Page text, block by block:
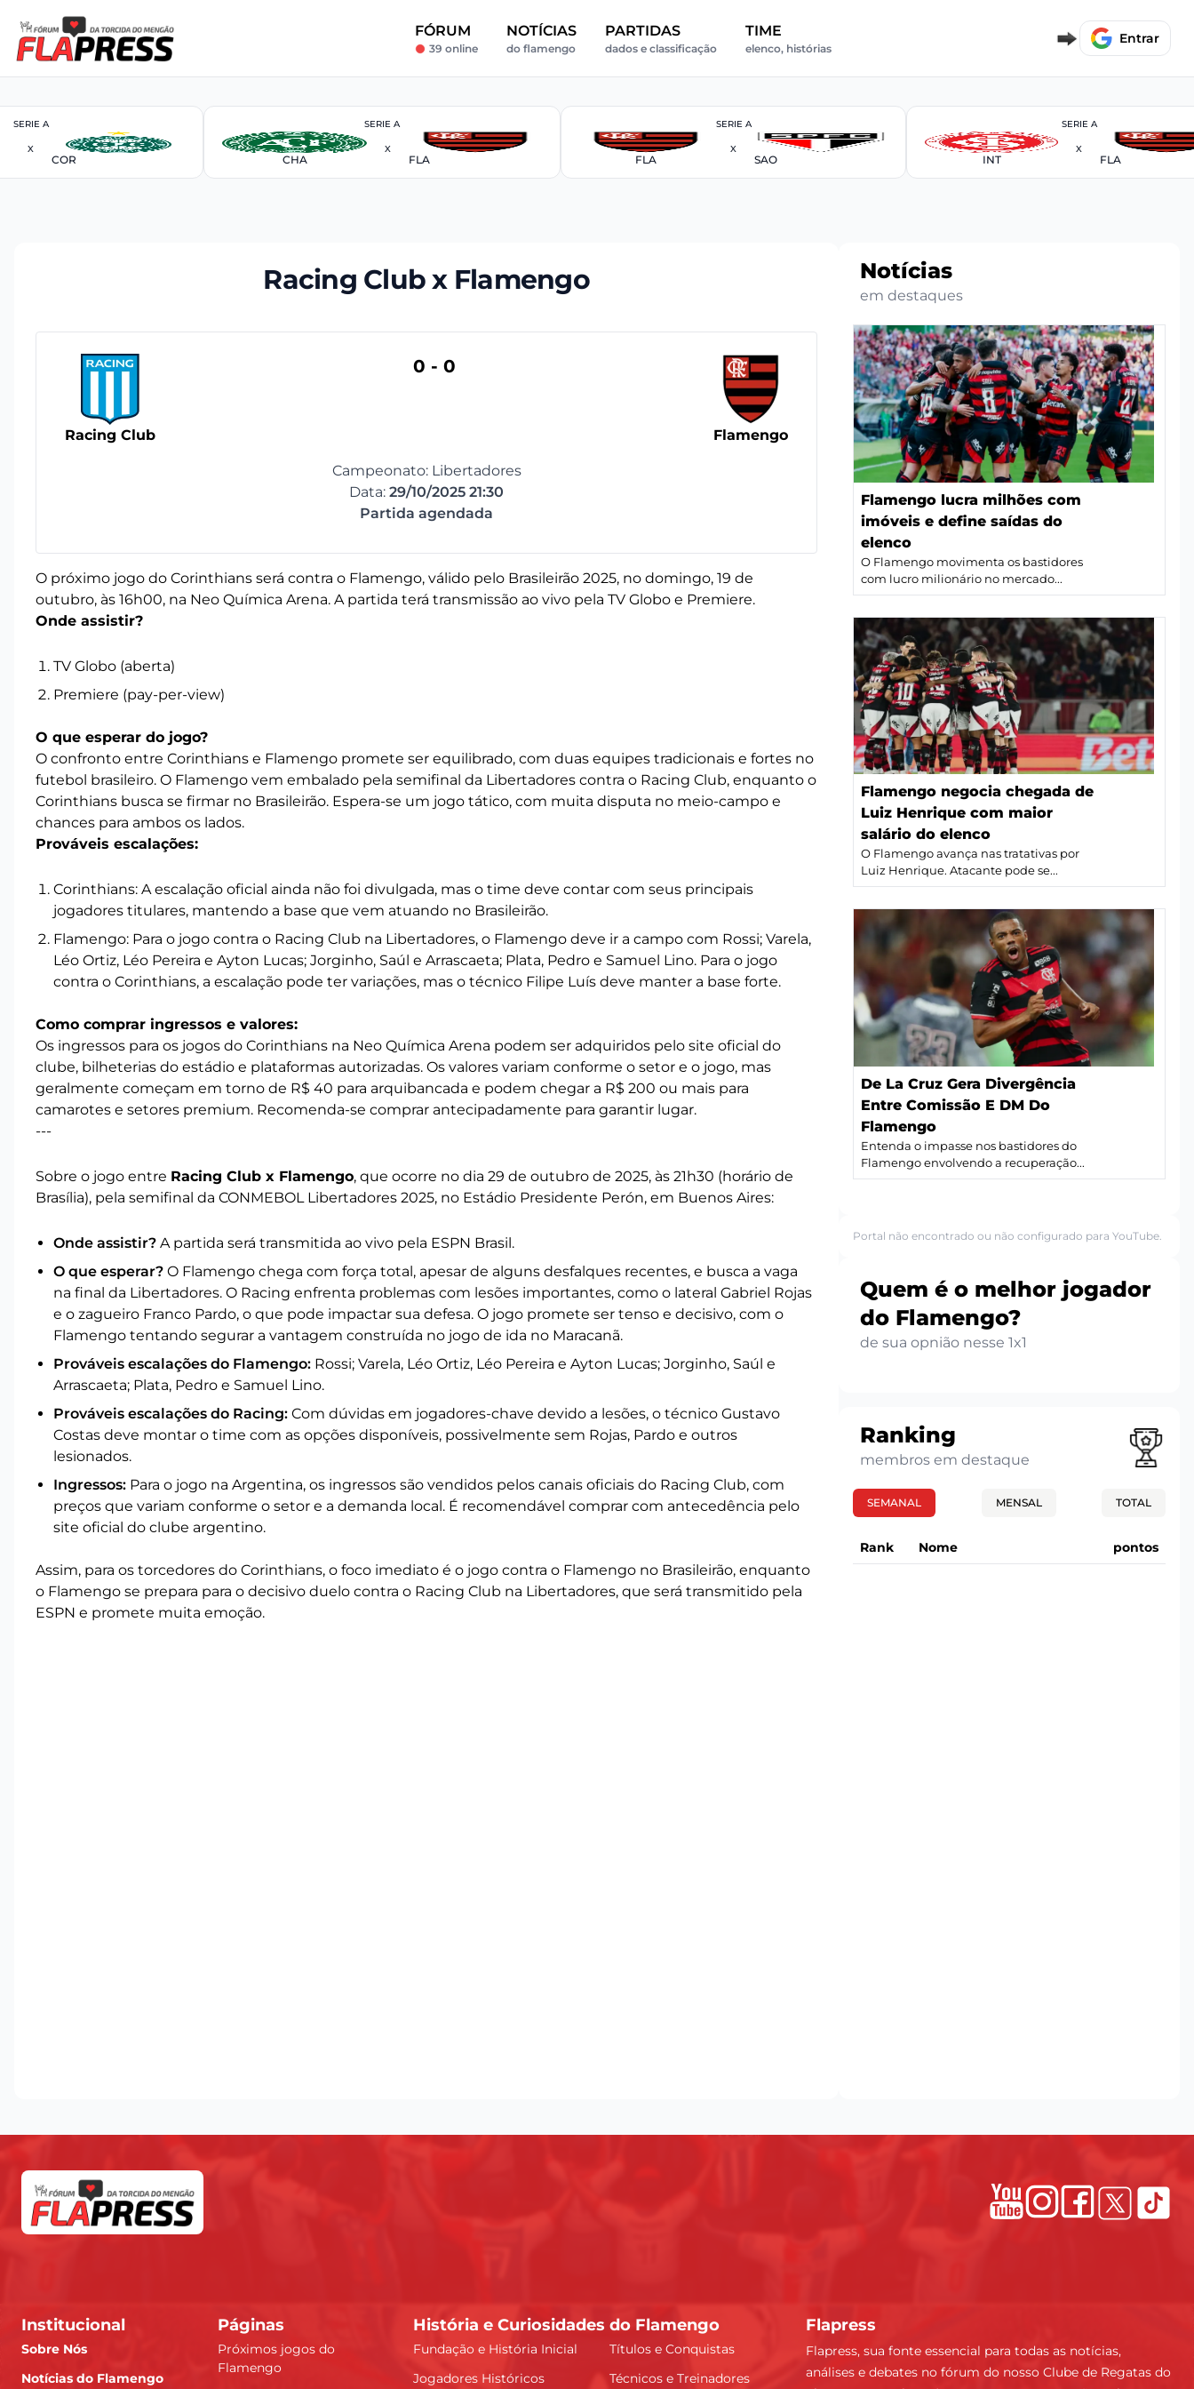
FÓRUM
39 online
NOTÍCIAS
do flamengo
PARTIDAS
dados e classificação
TIME
elenco, histórias
Entrar
SERIE A
X
COR
SERIE A
CHA
X
FLA
SERIE A
FLA
X
SAO
SERIE A
INT
X
FLA
Racing Club x Flamengo
Racing Club
0 - 0
Flamengo
Campeonato: Libertadores
Data: 29/10/2025 21:30
Partida agendada
O próximo jogo do Corinthians será contra o Flamengo, válido pelo Brasileirão 2025, no domingo, 19 de
outubro, às 16h00, na Neo Química Arena. A partida terá transmissão ao vivo pela TV Globo e Premiere.
Onde assistir?
TV Globo (aberta)
Premiere (pay-per-view)
O que esperar do jogo?
O confronto entre Corinthians e Flamengo promete ser equilibrado, com duas equipes tradicionais e fortes no
futebol brasileiro. O Flamengo vem embalado pela semifinal da Libertadores contra o Racing Club, enquanto o
Corinthians busca se firmar no Brasileirão. Espera-se um jogo tático, com muita disputa no meio-campo e
chances para ambos os lados.
Prováveis escalações:
Corinthians: A escalação oficial ainda não foi divulgada, mas o time deve contar com seus principais
jogadores titulares, mantendo a base que vem atuando no Brasileirão.
Flamengo: Para o jogo contra o Racing Club na Libertadores, o Flamengo deve ir a campo com Rossi; Varela,
Léo Ortiz, Léo Pereira e Ayton Lucas; Jorginho, Saúl e Arrascaeta; Plata, Pedro e Samuel Lino. Para o jogo
contra o Corinthians, a escalação pode ter variações, mas o técnico Filipe Luís deve manter a base forte.
Como comprar ingressos e valores:
Os ingressos para os jogos do Corinthians na Neo Química Arena podem ser adquiridos pelo site oficial do
clube, bilheterias do estádio e plataformas autorizadas. Os valores variam conforme o setor e o jogo, mas
geralmente começam em torno de R$ 40 para arquibancada e podem chegar a R$ 200 ou mais para
camarotes e setores premium. Recomenda-se comprar antecipadamente para garantir lugar.
---
Sobre o jogo entre Racing Club x Flamengo, que ocorre no dia 29 de outubro de 2025, às 21h30 (horário de
Brasília), pela semifinal da CONMEBOL Libertadores 2025, no Estádio Presidente Perón, em Buenos Aires:
Onde assistir? A partida será transmitida ao vivo pela ESPN Brasil.
O que esperar? O Flamengo chega com força total, apesar de alguns desfalques recentes, e busca a vaga
na final da Libertadores. O Racing enfrenta problemas com lesões importantes, como o lateral Gabriel Rojas
e o zagueiro Franco Pardo, o que pode impactar sua defesa. O jogo promete ser tenso e decisivo, com o
Flamengo tentando segurar a vantagem construída no jogo de ida no Maracanã.
Prováveis escalações do Flamengo: Rossi; Varela, Léo Ortiz, Léo Pereira e Ayton Lucas; Jorginho, Saúl e
Arrascaeta; Plata, Pedro e Samuel Lino.
Prováveis escalações do Racing: Com dúvidas em jogadores-chave devido a lesões, o técnico Gustavo
Costas deve montar o time com as opções disponíveis, possivelmente sem Rojas, Pardo e outros
lesionados.
Ingressos: Para o jogo na Argentina, os ingressos são vendidos pelos canais oficiais do Racing Club, com
preços que variam conforme o setor e a demanda local. É recomendável comprar com antecedência pelo
site oficial do clube argentino.
Assim, para os torcedores do Corinthians, o foco imediato é o jogo contra o Flamengo no Brasileirão, enquanto
o Flamengo se prepara para o decisivo duelo contra o Racing Club na Libertadores, que será transmitido pela
ESPN e promete muita emoção.
Notícias
em destaques
Flamengo lucra milhões com
imóveis e define saídas do
elenco
O Flamengo movimenta os bastidores
com lucro milionário no mercado...
Flamengo negocia chegada de
Luiz Henrique com maior
salário do elenco
O Flamengo avança nas tratativas por
Luiz Henrique. Atacante pode se...
De La Cruz Gera Divergência
Entre Comissão E DM Do
Flamengo
Entenda o impasse nos bastidores do
Flamengo envolvendo a recuperação...
Portal não encontrado ou não configurado para YouTube.
Quem é o melhor jogador
do Flamengo?
de sua opnião nesse 1x1
Ranking
membros em destaque
SEMANAL MENSAL TOTAL
Rank Nome pontos
Institucional
Sobre Nós
Notícias do Flamengo
Páginas
Próximos jogos do
Flamengo
História e Curiosidades do Flamengo
Fundação e História Inicial
Títulos e Conquistas
Jogadores Históricos
Técnicos e Treinadores
Flapress
Flapress, sua fonte essencial para todas as notícias,
análises e debates no fórum do nosso Clube de Regatas do